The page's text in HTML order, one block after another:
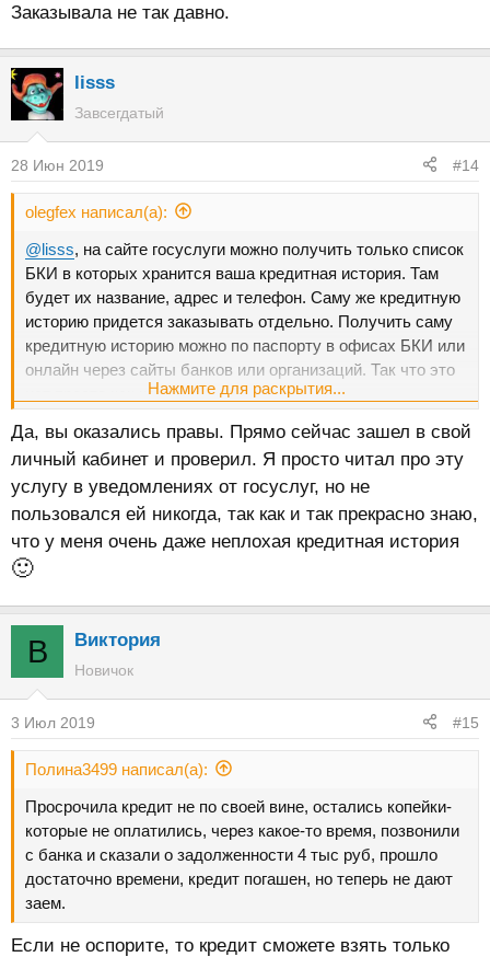
Заказывала не так давно.
lisss
Завсегдатый
28 Июн 2019 #14
olegfex написал(а):
@lisss, на сайте госуслуги можно получить только список
БКИ в которых хранится ваша кредитная история. Там
будет их название, адрес и телефон. Саму же кредитную
историю придется заказывать отдельно. Получить саму
кредитную историю можно по паспорту в офисах БКИ или
онлайн через сайты банков или организаций. Так что это
нет просто как кажетсяНажмите для раскрытия...
Да, вы оказались правы. Прямо сейчас зашел в свой
личный кабинет и проверил. Я просто читал про эту
услугу в уведомлениях от госуслуг, но не
пользовался ей никогда, так как и так прекрасно знаю,
что у меня очень даже неплохая кредитная история
🙂
В Виктория
Новичок
3 Июл 2019 #15
Полина3499 написал(а):
Просрочила кредит не по своей вине, остались копейки-
которые не оплатились, через какое-то время, позвонили
с банка и сказали о задолженности 4 тыс руб, прошло
достаточно времени, кредит погашен, но теперь не дают
заем.
Если не оспорите, то кредит сможете взять только